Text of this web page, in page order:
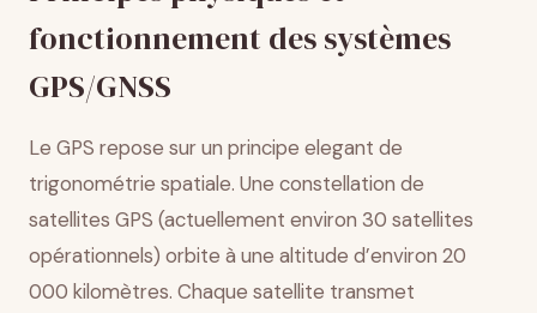
fonctionnement des systèmes
GPS/GNSS
Le GPS repose sur un principe elegant de
trigonométrie spatiale. Une constellation de
satellites GPS (actuellement environ 30 satellites
opérationnels) orbite à une altitude d’environ 20
000 kilomètres. Chaque satellite transmet